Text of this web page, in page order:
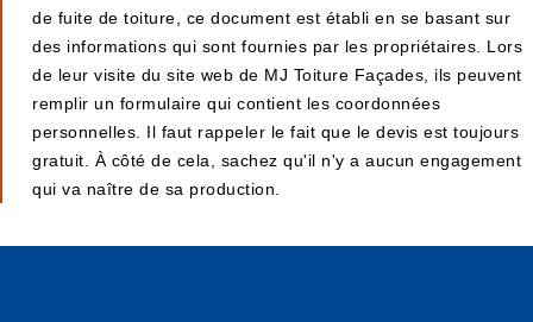
de fuite de toiture, ce document est établi en se basant sur
des informations qui sont fournies par les propriétaires. Lors
de leur visite du site web de MJ Toiture Façades, ils peuvent
remplir un formulaire qui contient les coordonnées
personnelles. Il faut rappeler le fait que le devis est toujours
gratuit. À côté de cela, sachez qu'il n'y a aucun engagement
qui va naître de sa production.